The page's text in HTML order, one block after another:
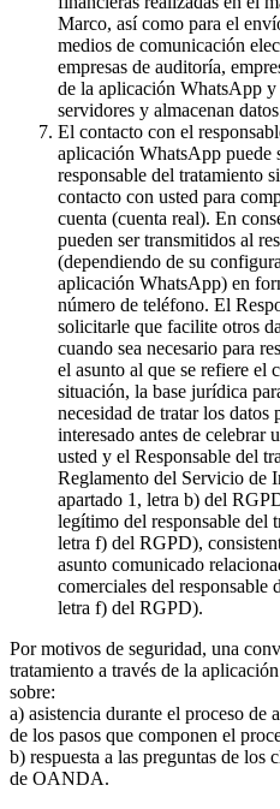
Marco, así como para el
medios de comunicación
empresas de auditoría,
de la aplicación WhatsApp
servidores y almacenan
El contacto con el
aplicación WhatsApp puede
responsable del tratamiento
contacto con usted para
cuenta (cuenta real). En
pueden ser transmitidos al
(dependiendo de su
aplicación WhatsApp) en
número de teléfono. El
solicitarle que facilite otros
cuando sea necesario para
el asunto al que se refiere el
situación, la base jurídica
necesidad de tratar los datos
interesado antes de celebrar
usted y el Responsable del
Reglamento del Servicio de
apartado 1, letra b) del
legítimo del responsable del
letra f) del RGPD),
asunto comunicado
comerciales del responsable
letra f) del RGPD).
Por motivos de seguridad, una
tratamiento a través de la
sobre:
a) asistencia durante el proceso de
de los pasos que componen el
b) respuesta a las preguntas de los
de OANDA.